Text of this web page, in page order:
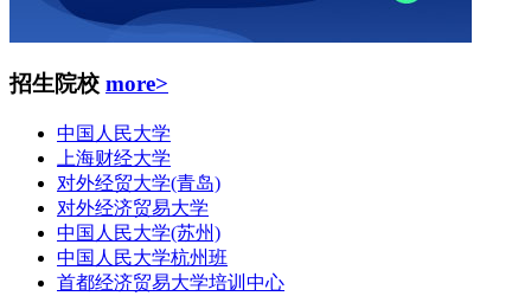
招生院校 more>
中国人民大学
上海财经大学
对外经贸大学(青岛)
对外经济贸易大学
中国人民大学(苏州)
中国人民大学杭州班
首都经济贸易大学培训中心